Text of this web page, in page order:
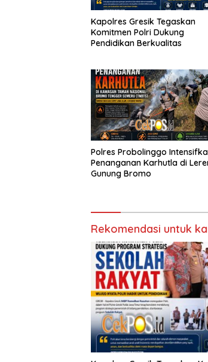
Kapolres Gresik Tegaskan
Komitmen Polri Dukung
Pendidikan Berkualitas
Polres Probolinggo
Penanganan Karhutla di
Gunung Bromo
Rekomendasi untuk